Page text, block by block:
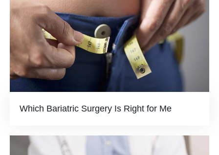
Which Bariatric Surgery Is Right for Me